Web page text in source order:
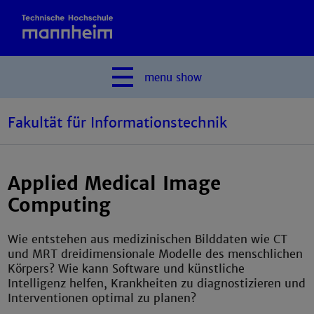
menu show
Fakultät für Informationstechnik
Applied Medical Image
Computing
Wie entstehen aus medizinischen Bilddaten wie CT
und MRT dreidimensionale Modelle des menschlichen
Körpers? Wie kann Software und künstliche
Intelligenz helfen, Krankheiten zu diagnostizieren und
Interventionen optimal zu planen?